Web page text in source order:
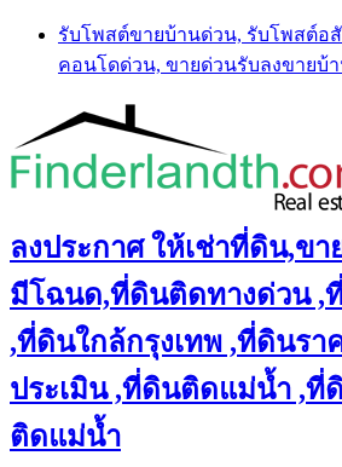
Skip
content
รับโพสต์ขายบ้านด่วน, รับโพสต์อ
คอนโดด่วน, ขายด่วนรับลงขายบ้
ลงประกาศ ให้เช่าที่ดิน,ข
มีโฉนด,ที่ดินติดทางด่วน ,
,ที่ดินใกล้กรุงเทพ ,ที่ดินรา
ประเมิน ,ที่ดินติดแม่น้ำ ,ที่
ติดแม่น้ำ